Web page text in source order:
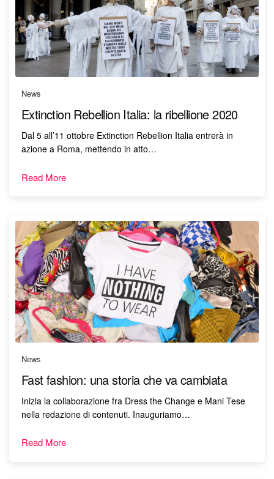
News
Extinction Rebellion Italia: la ribellione 2020
Dal 5 all’11 ottobre Extinction Rebellion Italia entrerà in
azione a Roma, mettendo in atto…
Read More
News
Fast fashion: una storia che va cambiata
Inizia la collaborazione fra Dress the Change e Mani Tese
nella redazione di contenuti. Inauguriamo…
Read More